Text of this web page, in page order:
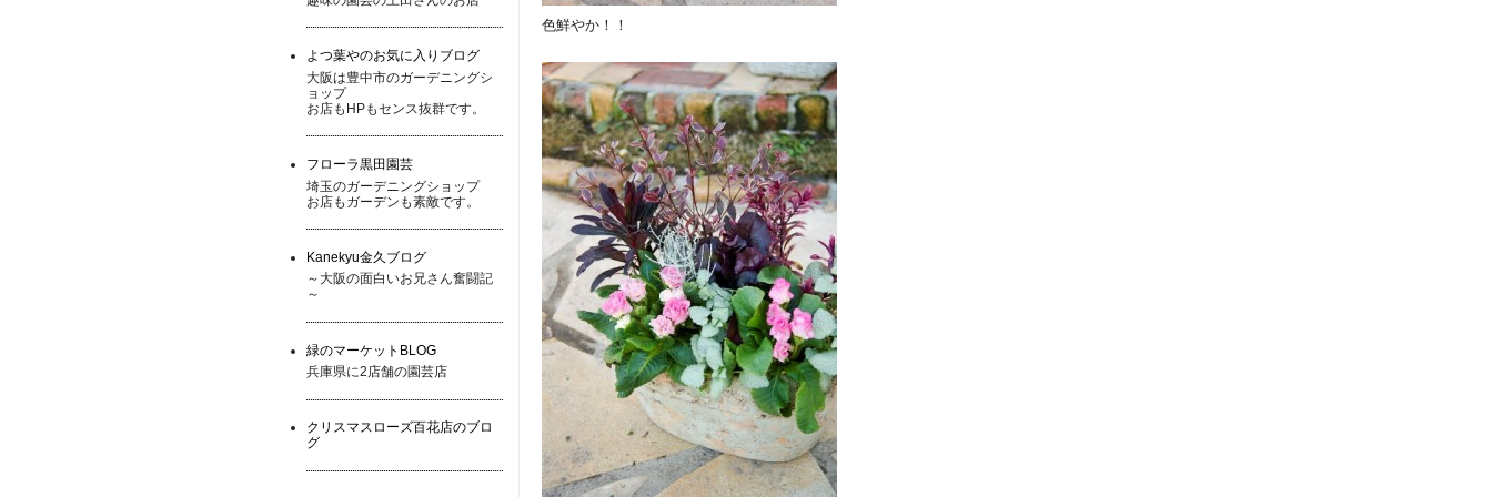
色鮮やか！！
よつ葉やのお気に入りブログ
大阪は豊中市のガーデニングシ
ョップ
お店もHPもセンス抜群です。
フローラ黒田園芸
埼玉のガーデニングショップ
お店もガーデンも素敵です。
Kanekyu金久ブログ
～大阪の面白いお兄さん奮闘記
～
緑のマーケットBLOG
兵庫県に2店舗の園芸店
クリスマスローズ百花店のブロ
グ